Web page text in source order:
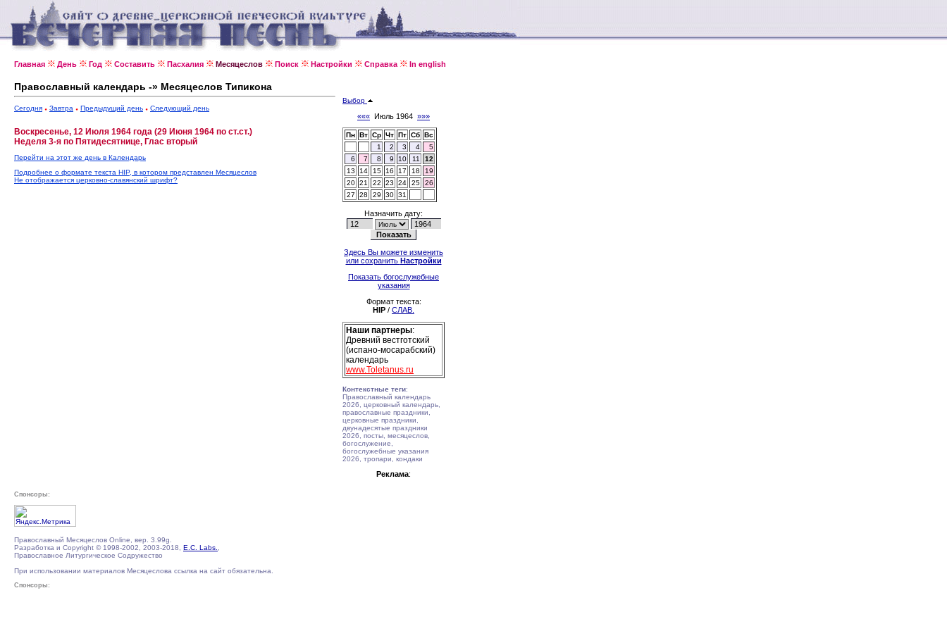
Главная День Год Составить Пасхалия Месяцеслов Поиск Настройки Справка In english
Православный календарь -» Месяцеслов Типикона
Сегодня Завтра Предыдущий день Следующий день
Воскресенье, 12 Июля 1964 года (29 Июня 1964 по ст.ст.)
Неделя 3-я по Пятидесятнице, Глас вторый
Перейти на этот же день в Календарь
Подробнее о формате текста HIP, в котором представлен Месяцеслов
Не отображается церковно-славянский шрифт?
Выбор
««« Июль 1964 »»»
Пн Вт Ср Чт Пт Сб Вс
1
2 3 4
5
6
7 8 9 10 11
12
13
14 15 16 17 18
19
20 21 22 23 24 25
26
27
28 29 30 31
Назначить дату:
Здесь Вы можете изменить
или сохранить Настройки
Показать богослужебные
указания
Формат текста:
HIP / СЛАВ.
Наши партнеры:
Древний вестготский
(испано-мосарабский)
календарь
www.Toletanus.ru
Контекстные теги:
Православный календарь
2026, церковный календарь,
православные праздники,
церковные праздники,
двунадесятые праздники
2026, посты, месяцеслов,
богослужение,
богослужебные указания
2026, тропари, кондаки
Реклама:
Спонсоры:
Православный Месяцеслов Online, вер. 3.99g.
Разработка и Copyright © 1998-2002, 2003-2018, E.C. Labs.
Православное Литургическое Содружество
При использовании материалов Месяцеслова ссылка на сайт обязательна.
Спонсоры: